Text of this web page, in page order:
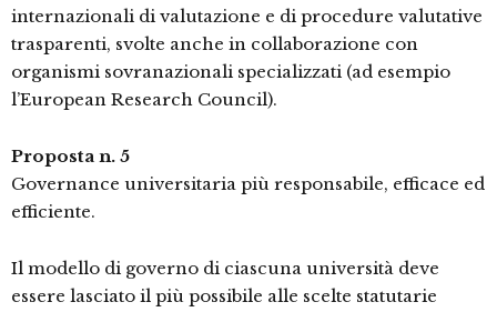
internazionali di valutazione e di procedure valutative
trasparenti, svolte anche in collaborazione con
organismi sovranazionali specializzati (ad esempio
l’European Research Council).
Proposta n. 5
Governance universitaria più responsabile, efficace ed
efficiente.
Il modello di governo di ciascuna università deve
essere lasciato il più possibile alle scelte statutarie